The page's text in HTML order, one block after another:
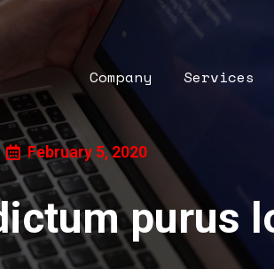
Company Services
February 5, 2020
purus
Company Services